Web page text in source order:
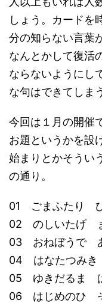
しょう。カードを
分の知らない言葉
なんとかして復活
ならないようにし
な句はできてしま
今回は１月の開催
お題というかを設
始まりとかそうい
の通り。
01 ごまふたり
02 のしいたげ
03 おねぼうで
04 はなたつみき
05 ゆきだるま
06 はじめのひ